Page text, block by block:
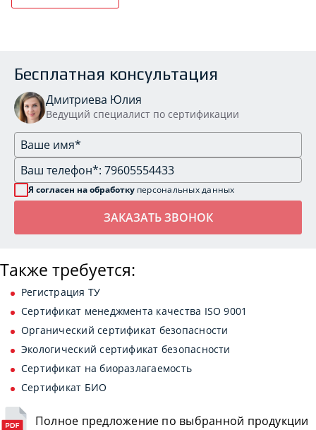
Бесплатная консультация
Дмитриева Юлия
Ведущий специалист по сертификации
Я согласен на обработку персональных данных
Также требуется:
Регистрация ТУ
Сертификат менеджмента качества ISO 9001
Органический сертификат безопасности
Экологический сертификат безопасности
Сертификат на биоразлагаемость
Сертификат БИО
Полное предложение по выбранной продукции